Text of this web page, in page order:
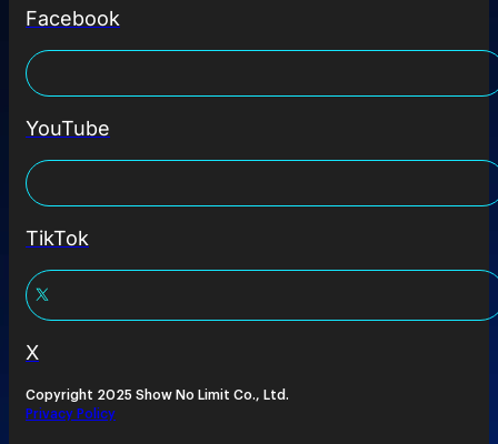
Facebook
YouTube
TikTok
X
Copyright 2025 Show No Limit Co., Ltd.
Privacy Policy